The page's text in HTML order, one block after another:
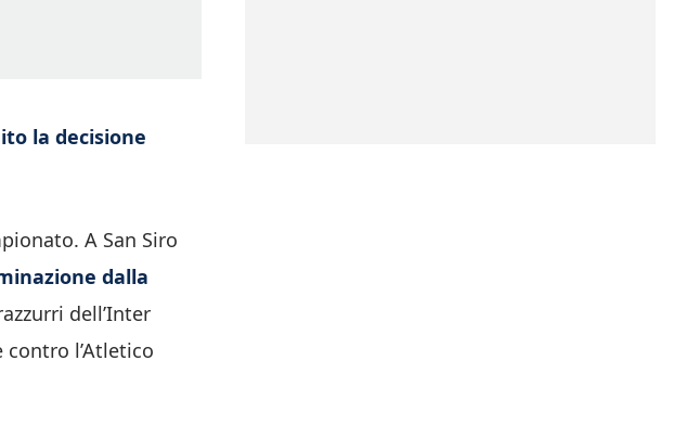
la decisione
A San Siro
dalla
dell’Inter
l’Atletico